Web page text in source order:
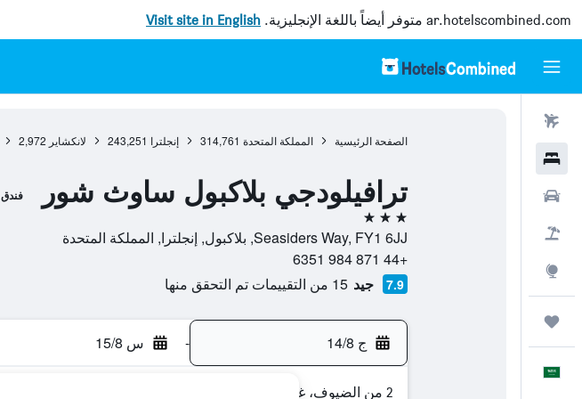
ar.hotelscombined.com متوفر أيضاً باللغة الإنجليزية. Visit site in English
الصفحة الرئيسية المملكة المتحدة 314,761 إنجلترا 243,251 لانكشاير 2,972
ترافيلودجي بلاكبول ساوث شور فندق
3 نجوم
Seasiders Way, FY1 6JJ, بلاكبول, إنجلترا, المملكة المتحدة
+44 871 984 6351
7.9 جيد 15 من التقييمات تم التحقق منها
ج 14/8 - س 15/8
2 من الضيوف، غرفة واحدة